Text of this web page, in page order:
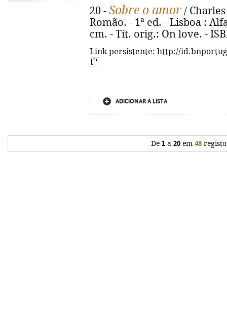
20 - Sobre o amor /
Romão. - 1ª ed. - Lisboa :
cm. - Tít. orig.: On love. -
Link persistente: http://
ADICIONAR À LISTA
De 1a 20em 48